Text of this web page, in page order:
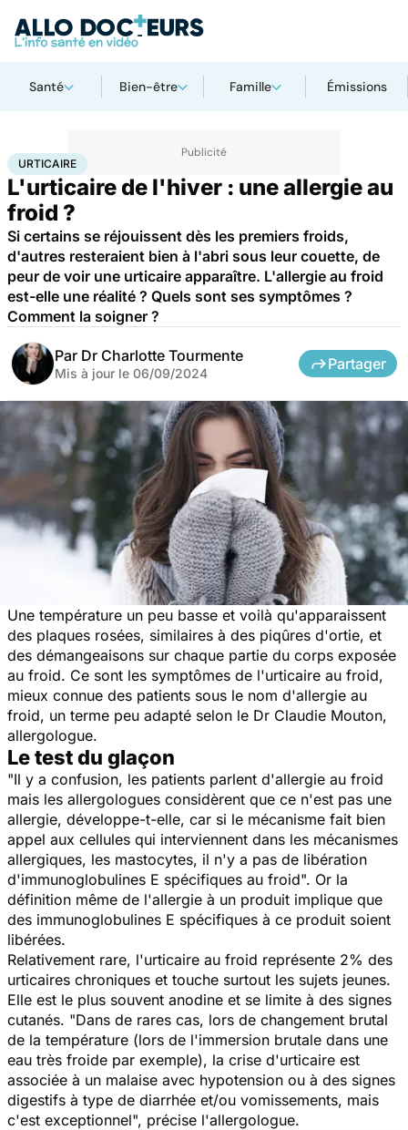
Santé Bien-être Famille Émissions
AccueilSanté Maladies
URTICAIRE
L'urticaire de l'hiver : une allergie au
froid ?
Si certains se réjouissent dès les premiers froids,
d'autres resteraient bien à l'abri sous leur couette, de
peur de voir une urticaire apparaître. L'allergie au froid
est-elle une réalité ? Quels sont ses symptômes ?
Comment la soigner ?
Par Dr Charlotte Tourmente
Mis à jour le 06/09/2024
Partager
Une température un peu basse et voilà qu'apparaissent
des plaques rosées, similaires à des piqûres d'ortie, et
des démangeaisons sur chaque partie du corps exposée
au froid. Ce sont les symptômes de l'urticaire au froid,
mieux connue des patients sous le nom d'allergie au
froid, un terme peu adapté selon le Dr Claudie Mouton,
allergologue.
Le test du glaçon
"Il y a confusion, les patients parlent d'allergie au froid
mais les allergologues considèrent que ce n'est pas une
allergie, développe-t-elle, car si le mécanisme fait bien
appel aux cellules qui interviennent dans les mécanismes
allergiques, les mastocytes, il n'y a pas de libération
d'immunoglobulines E spécifiques au froid". Or la
définition même de l'allergie à un produit implique que
des immunoglobulines E spécifiques à ce produit soient
libérées.
Relativement rare, l'urticaire au froid représente 2% des
urticaires chroniques et touche surtout les sujets jeunes.
Elle est le plus souvent anodine et se limite à des signes
cutanés. "Dans de rares cas, lors de changement brutal
de la température (lors de l'immersion brutale dans une
eau très froide par exemple), la crise d'urticaire est
associée à un malaise avec hypotension ou à des signes
digestifs à type de diarrhée et/ou vomissements, mais
c'est exceptionnel", précise l'allergologue.